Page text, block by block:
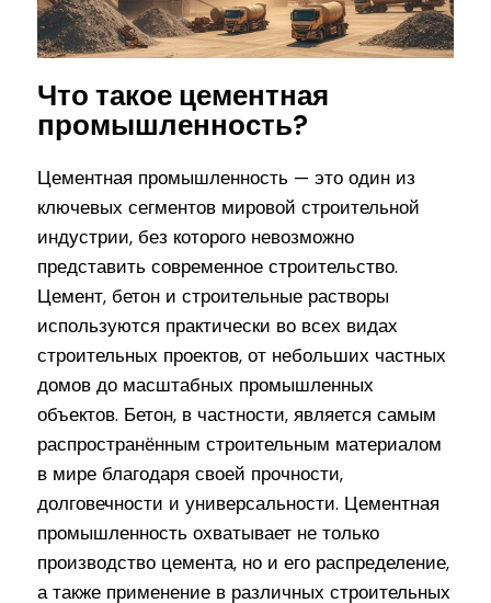
Что такое цементная
промышленность?
Цементная промышленность — это один из
ключевых сегментов мировой строительной
индустрии, без которого невозможно
представить современное строительство.
Цемент, бетон и строительные растворы
используются практически во всех видах
строительных проектов, от небольших частных
домов до масштабных промышленных
объектов. Бетон, в частности, является самым
распространённым строительным материалом
в мире благодаря своей прочности,
долговечности и универсальности. Цементная
промышленность охватывает не только
производство цемента, но и его распределение,
а также применение в различных строительных